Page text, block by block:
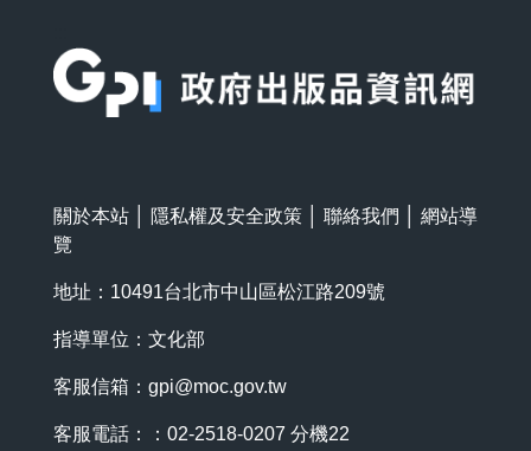
關於本站 隱私權及安全政策 聯絡我們
網站導
覽
地址：10491台北市中山區松江路209號
指導單位：文化部
客服信箱： gpi@moc.gov.tw
客服電話：：02-2518-0207 分機22